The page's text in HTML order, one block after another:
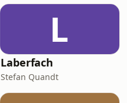
L
Laberfach
Stefan Quandt